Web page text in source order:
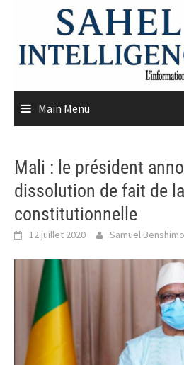
content
Main Menu
Mali : le président
dissolution de fait de
constitutionnelle
12 juillet 2020 Samuel